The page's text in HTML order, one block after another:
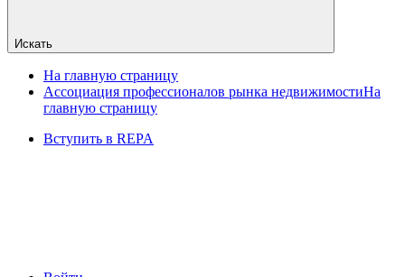
Искать
На главную страницу
Ассоциация профессионалов рынка недвижимостиНа
главную страницу
Вступить в REPA